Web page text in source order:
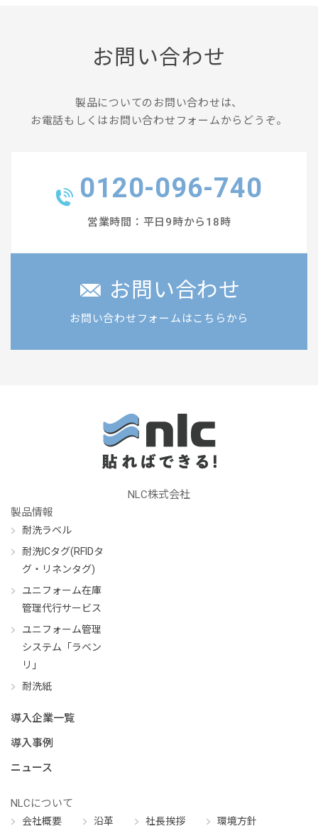
お問い合わせ
製品についてのお問い合わせは、
お電話もしくはお問い合わせフォームからどうぞ。
0120-096-740
営業時間：平日9時から18時
お問い合わせ
お問い合わせフォームはこちらから
NLC株式会社
製品情報
耐洗ラベル
耐洗ICタグ(RFIDタ
グ・リネンタグ)
ユニフォーム在庫
管理代行サービス
ユニフォーム管理
システム「ラベン
リ」
耐洗紙
導入企業一覧
導入事例
ニュース
NLCについて
会社概要 沿革 社長挨拶 環境方針